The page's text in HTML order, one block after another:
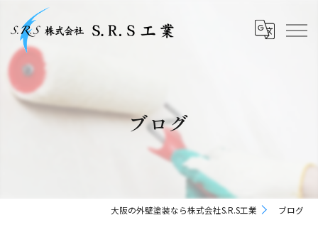
ブログ
大阪の外壁塗装なら株式会社S.R.S工業 ブログ